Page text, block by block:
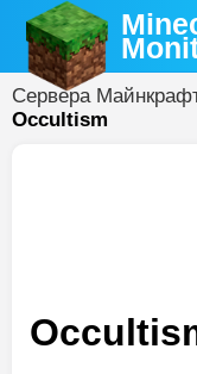
Сервера
Occultism